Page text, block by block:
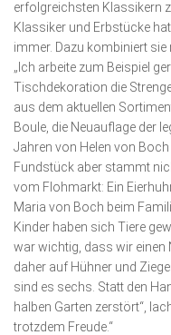
erfolgreichsten Klassikern
Klassiker und Erbstücke
immer. Dazu kombiniert
„Ich arbeite zum Beispiel
Tischdekoration die
aus dem aktuellen
Boule, die Neuauflage der
Jahren von Helen von
Fundstück aber stammt
vom Flohmarkt: Ein
Maria von Boch beim
Kinder haben sich Tiere
war wichtig, dass wir einen
daher auf Hühner und
sind es sechs. Statt den
halben Garten zerstört“,
trotzdem Freude.“